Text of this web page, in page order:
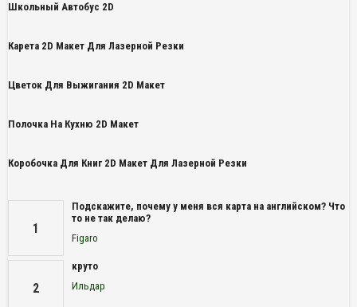
Школьный Автобус 2D
Карета 2D Макет Для Лазерной Резки
Цветок Для Выжигания 2D Макет
Полочка На Кухню 2D Макет
Коробочка Для Книг 2D Макет Для Лазерной Резки
1
Подскажите, почему у меня вся карта на английском? Что
то не так делаю?
Figaro
2
круто
Ильдар